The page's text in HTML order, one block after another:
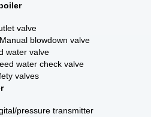
valve
blowdown valve
water valve
water check valve
valves
pressure transmitter